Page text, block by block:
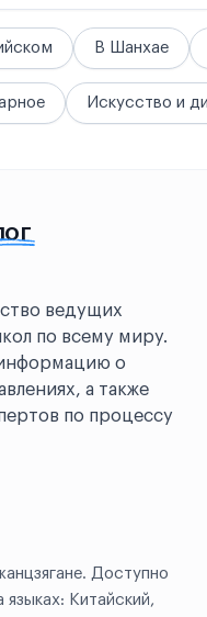
В Шанхае
Искусство и
ведущих
по всему миру.
о
а также
по процессу
Доступно
Китайский,